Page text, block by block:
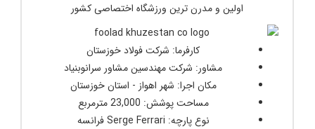
اولین و مدرن ترین ورزشگاه اختصاصی کشور
کارفرما: شرکت فولاد خوزستان
مشاور: شرکت مهندسین مشاور سرانوبنیاد
مکان اجرا: شهر اهواز - استان خوزستان
مساحت پوشش: 23,000 مترمربع
نوع پارچه: Serge Ferrari فرانسه